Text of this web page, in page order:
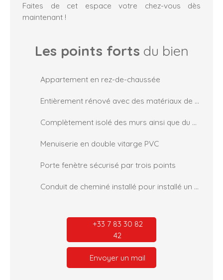
Faites de cet espace votre chez-vous dès
maintenant !
Les points forts du bien
Appartement en rez-de-chaussée
Entièrement rénové avec des matériaux de qualités
Complètement isolé des murs ainsi que du plafond pour évité une perte de chaleur
Menuiserie en double vitarge PVC
Porte fenètre sécurisé par trois points
Conduit de cheminé installé pour installé un poil à granulés
+33 7 83 30 82
42
Envoyer un mail